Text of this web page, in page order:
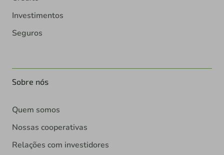
Investimentos
Seguros
Sobre nós
Quem somos
Nossas cooperativas
Relações com investidores